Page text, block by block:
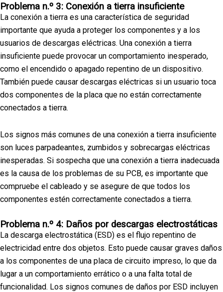
Problema n.º 3: Conexión a tierra insuficiente
La conexión a tierra es una característica de seguridad
importante que ayuda a proteger los componentes y a los
usuarios de descargas eléctricas. Una conexión a tierra
insuficiente puede provocar un comportamiento inesperado,
como el encendido o apagado repentino de un dispositivo.
También puede causar descargas eléctricas si un usuario toca
dos componentes de la placa que no están correctamente
conectados a tierra.
Los signos más comunes de una conexión a tierra insuficiente
son luces parpadeantes, zumbidos y sobrecargas eléctricas
inesperadas. Si sospecha que una conexión a tierra inadecuada
es la causa de los problemas de su PCB, es importante que
compruebe el cableado y se asegure de que todos los
componentes estén correctamente conectados a tierra.
Problema n.º 4: Daños por descargas electrostáticas
La descarga electrostática (ESD) es el flujo repentino de
electricidad entre dos objetos. Esto puede causar graves daños
a los componentes de una placa de circuito impreso, lo que da
lugar a un comportamiento errático o a una falta total de
funcionalidad. Los signos comunes de daños por ESD incluyen